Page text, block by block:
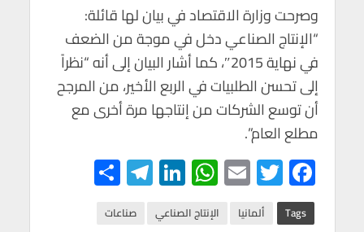
وصرحت وزارة الاقتصاد في بيان لها قائلة:
“الإنتاج الصناعي دخل في موجة من الضعف
في نهاية 2015″، كما أشار البيان إلى أنه “نظراً
إلى تحسن الطلبيات في الربع الأخير، من المرجح
أن توسع الشركات من إنتاجها مرة أخرى مع
مطلع العام”.
F
ac
T
wi
E
m
W
h
Li
n
Te
le Tags ألمانيا الإنتاج الصناعي صناعات